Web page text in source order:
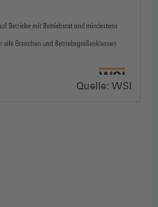
Quelle: WSI